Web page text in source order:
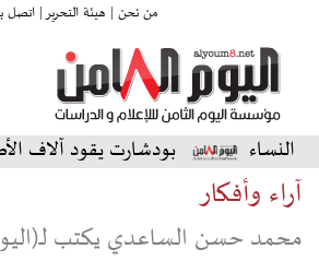
من نحن | هيئة التحرير |اتصل
بودشارت يقود آلاف الأصوات في
آراء وأفكار
محمد حسن الساعدي يكتب